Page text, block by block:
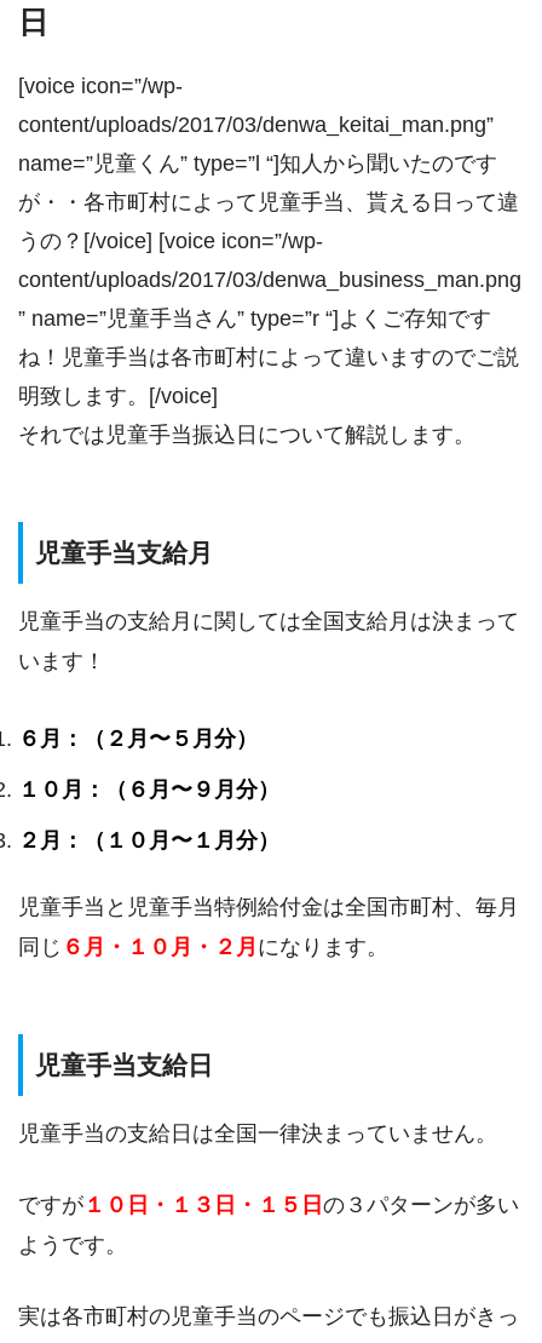
日
[voice icon=”/wp-
content/uploads/2017/03/denwa_keitai_man.png”
name=”児童くん” type=”l “]知人から聞いたのです
が・・各市町村によって児童手当、貰える日って違
うの？[/voice] [voice icon=”/wp-
content/uploads/2017/03/denwa_business_man.png
” name=”児童手当さん” type=”r “]よくご存知です
ね！児童手当は各市町村によって違いますのでご説
明致します。[/voice]
それでは児童手当振込日について解説します。
児童手当支給月
児童手当の支給月に関しては全国支給月は決まって
います！
６月：（２月〜５月分）
１０月：（６月〜９月分）
２月：（１０月〜１月分）
児童手当と児童手当特例給付金は全国市町村、毎月
同じ ６月・１０月・２月 になります。
児童手当支給日
児童手当の支給日は全国一律決まっていません。
ですが １０日・１３日・１５日 の３パターンが多い
ようです。
実は各市町村の児童手当のページでも振込日がきっ